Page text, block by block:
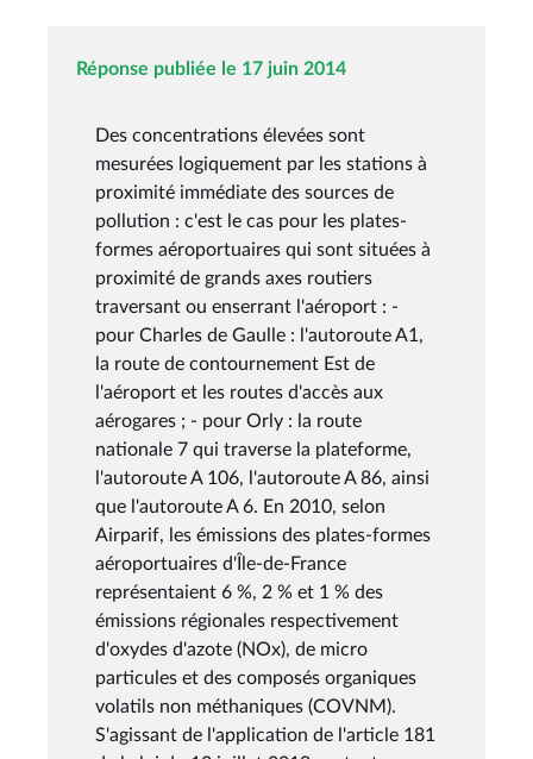
Réponse publiée le 17 juin 2014
Des concentrations élevées sont
mesurées logiquement par les stations à
proximité immédiate des sources de
pollution : c'est le cas pour les plates-
formes aéroportuaires qui sont situées à
proximité de grands axes routiers
traversant ou enserrant l'aéroport : -
pour Charles de Gaulle : l'autoroute A1,
la route de contournement Est de
l'aéroport et les routes d'accès aux
aérogares ; - pour Orly : la route
nationale 7 qui traverse la plateforme,
l'autoroute A 106, l'autoroute A 86, ainsi
que l'autoroute A 6. En 2010, selon
Airparif, les émissions des plates-formes
aéroportuaires d'Île-de-France
représentaient 6 %, 2 % et 1 % des
émissions régionales respectivement
d'oxydes d'azote (NOx), de micro
particules et des composés organiques
volatils non méthaniques (COVNM).
S'agissant de l'application de l'article 181